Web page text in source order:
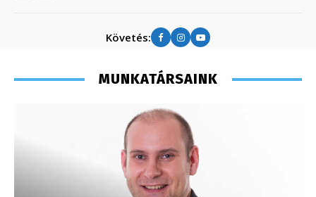
Követés:
MUNKATÁRSAINK